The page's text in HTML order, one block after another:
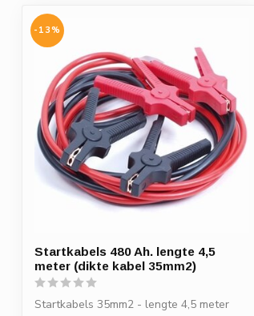
-13%
Startkabels 480 Ah. lengte 4,5
meter (dikte kabel 35mm2)
Startkabels 35mm2 - lengte 4,5 meter